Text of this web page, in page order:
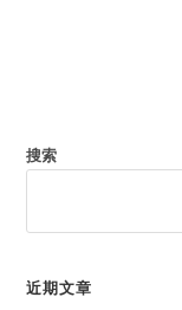
搜索
近期文章